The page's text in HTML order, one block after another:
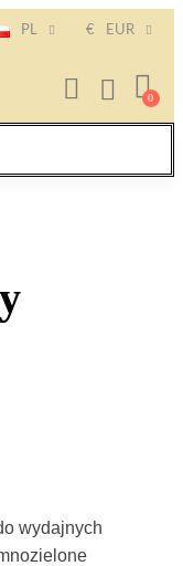
PL € EUR
wydajnych